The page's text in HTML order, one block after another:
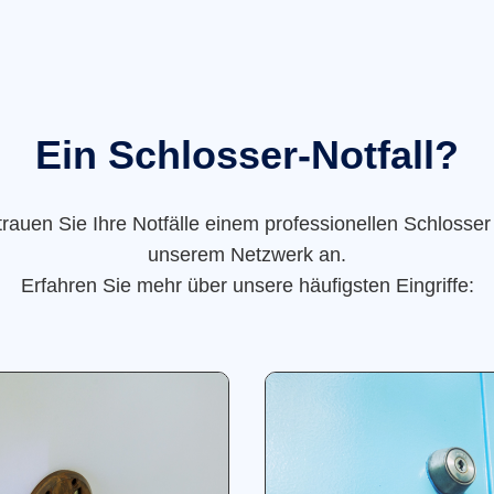
Ein Schlosser-Notfall?
Sie Ihre Notfälle einem professionellen
unserem Netzwerk an.
Erfahren Sie mehr über unsere häufigsten Eingriffe: